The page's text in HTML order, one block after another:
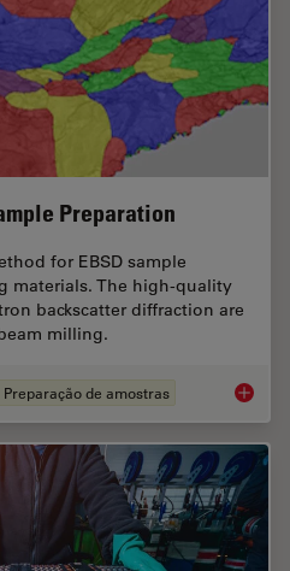
Preparation
for EBSD sample
materials. The high-quality
backscatter diffraction are
milling.
Preparação de amostras High-